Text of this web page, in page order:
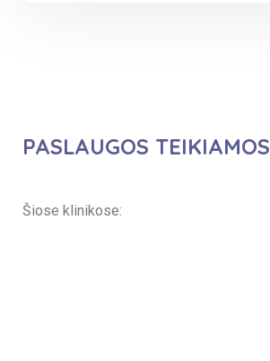
PASLAUGOS TEIKIAMOS
Šiose klinikose: